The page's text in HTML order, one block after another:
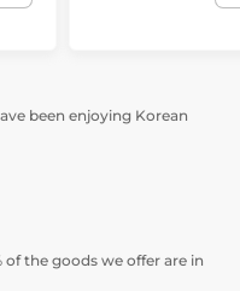
been enjoying Korean
of the goods we offer are in